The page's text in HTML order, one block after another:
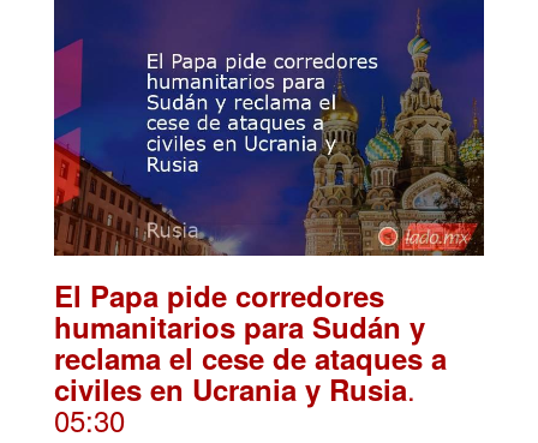
El Papa pide corredores
humanitarios para Sudán y
reclama el cese de ataques a
civiles en Ucrania y Rusia.
05:30